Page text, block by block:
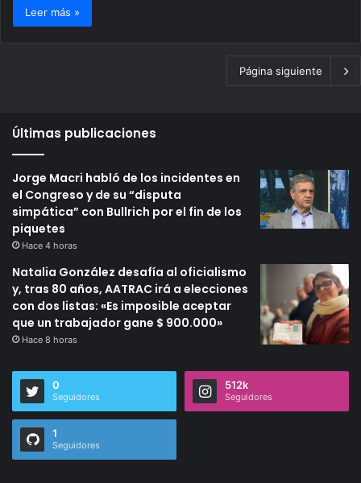
Leer más »
Página siguiente
Últimas publicaciones
Jorge Macri habló de los incidentes en
el Congreso y de su “disputa
simpática” con Bullrich por el fin de los
piquetes
Hace 4 horas
Natalia González desafía al oficialismo
y, tras 80 años, AATRAC irá a elecciones
con dos listas: «Es imposible aceptar
que un trabajador gane $ 900.000»
Hace 8 horas
0
Seguidores
512k
Seguidores
1
Seguidores